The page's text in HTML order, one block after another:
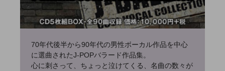
70年代後半から90年代の男性ボーカル作品を中心
に選曲されたJ-POPバラード作品集。
心に刺さって、ちょっと泣けてくる、名曲の数々が